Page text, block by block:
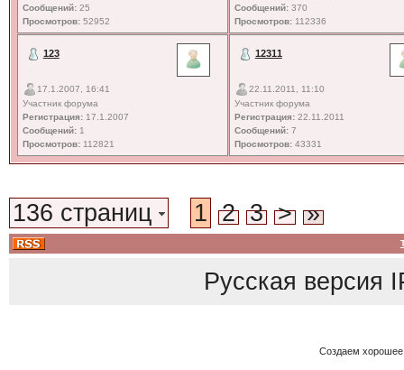
Сообщений:25
Просмотров:52952
Сообщений:370
Просмотров:112336
123
17.1.2007, 16:41
Участник форума
Регистрация:17.1.2007
Сообщений:1
Просмотров:112821
12311
22.11.2011, 11:10
Участник форума
Регистрация:22.11.2011
Сообщений:7
Просмотров:43331
136 страниц 1 2 3 > »
Русская версия
Создаем